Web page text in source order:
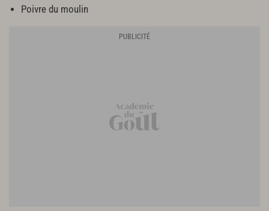
Poivre du moulin